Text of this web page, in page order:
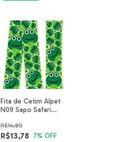
Fita de Cetim Alpet
N09 Sapo Safari
R$13,78
R$14,89
7% OFF